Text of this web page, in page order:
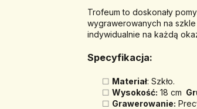
Trofeum to doskonały
wygrawerowanych na
indywidualnie na każdą
Specyfikacja:
Materiał: Szkło.
Wysokość: 18 cm
Grawerowanie: